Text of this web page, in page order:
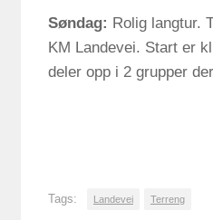
Søndag: Rolig langtur.
KM Landevei. Start er
deler opp i 2 grupper
Tags: Landevei Terreng